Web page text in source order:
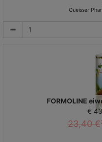
Queisser
FORMOLINE
€
23,40 €